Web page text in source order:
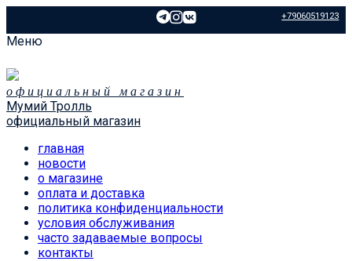
+79060519123
Меню
официальный магазин
Мумий Тролль
официальный магазин
главная
новости
о магазине
оплата и доставка
политика конфиденциальности
условия обслуживания
часто задаваемые вопросы
контакты